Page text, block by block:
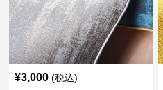
¥3,000 (税込)